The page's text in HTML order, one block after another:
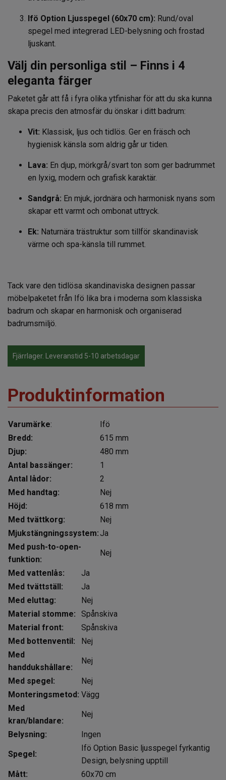
Ifö Option Ljusspegel (60x70 cm): Rund/oval
spegel med integrerad LED-belysning och frostad
ljuskant.
Välj din personliga stil – Finns i 4
eleganta färger
Paketet går att få i fyra olika ytfinishar för att du ska kunna
skapa precis den atmosfär du önskar i ditt badrum:
Vit: Klassisk, ljus och tidlös. Ger en fräsch och
hygienisk känsla som aldrig går ur tiden.
Lava: En djup, mörkgrå/svart ton som ger badrummet
en lyxig, modern och grafisk karaktär.
Sandgrå: En mjuk, jordnära och harmonisk nyans som
skapar ett varmt och ombonat uttryck.
Ek: Naturnära trästruktur som tillför skandinavisk
värme och spa-känsla till rummet.
Tack vare den tidlösa skandinaviska designen passar
möbelpaketet från Ifö lika bra i moderna som klassiska
badrum och skapar en harmonisk och organiserad
badrumsmiljö.
Fjärrlager. Leveranstid 5-10 arbetsdagar
Produktinformation
Varumärke:
Ifö
Bredd:
615 mm
Djup:
480 mm
Antal bassänger:
1
Antal lådor:
2
Med handtag:
Nej
Höjd:
618 mm
Med tvättkorg:
Nej
Mjukstängningssystem: Ja
Med push-to-open-
funktion:
Nej
Med vattenlås:
Ja
Med tvättställ:
Ja
Med eluttag:
Nej
Material stomme:
Spånskiva
Material front:
Spånskiva
Med bottenventil:
Nej
Med
handdukshållare:
Nej
Med spegel:
Nej
Monteringsmetod: Vägg
Med
kran/blandare:
Nej
Belysning: Ingen
Spegel:
Ifö Option Basic ljusspegel fyrkantig
Design, belysning upptill
Mått:
60x70 cm